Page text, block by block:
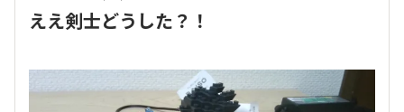
ええ剣士どうした？！